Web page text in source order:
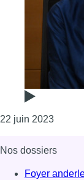
22 juin 2023
Nos dossiers
Foyer